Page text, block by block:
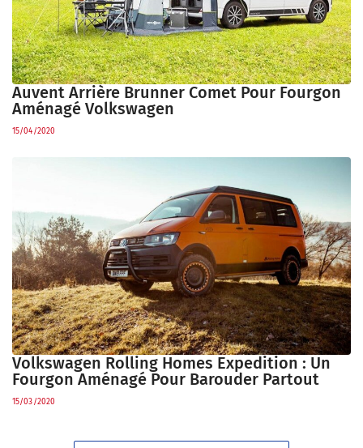
Auvent Arrière Brunner Comet Pour Fourgon
Aménagé Volkswagen
15/04/2020
Volkswagen Rolling Homes Expedition : Un
Fourgon Aménagé Pour Barouder Partout
15/03/2020